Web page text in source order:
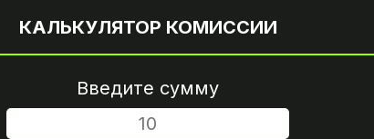
КАЛЬКУЛЯТОР КОМИССИИ
Введите сумму